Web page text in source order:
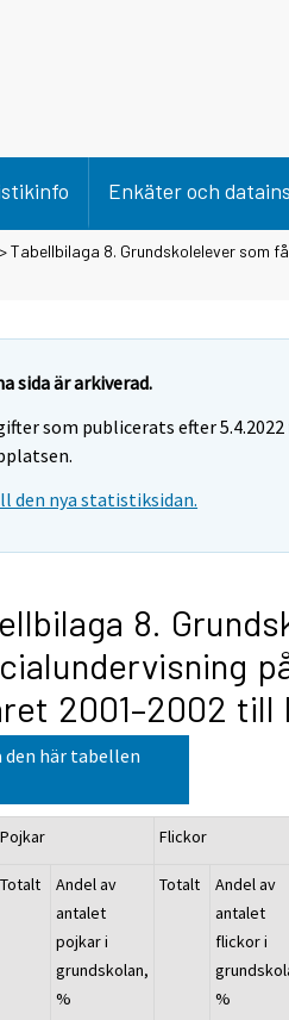
Enkäter och
> Tabellbilaga 8. Grundskolelever som
sida är arkiverad.
som publicerats efter
den nya statistiksidan.
8.
2001–2002 till
den här tabellen
Pojkar Flickor
Totalt
Andel av
antalet
pojkar i
grundskolan,
%
Totalt
Andel av
antalet
flickor i
%